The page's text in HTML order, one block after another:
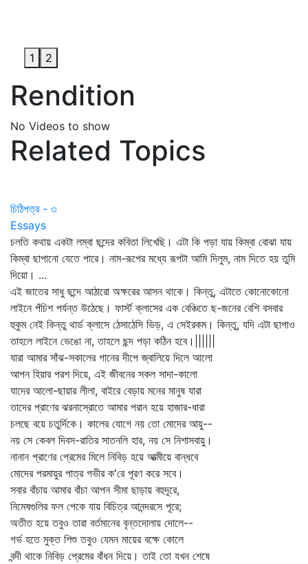
1 2
Rendition
No Videos to show
Related Topics
চিঠিপত্র - ৩
Essays
চলতি কথায় একটা লম্বা ছন্দের কবিতা লিখেছি। এটা কি পড়া যায় কিম্বা বোঝা যায়
কিম্বা ছাপানো যেতে পারে। নাম-রূপের মধ্যে রূপটা আমি দিলুম, নাম দিতে হয় তুমি
দিয়ো। ...
এই জাতের সাধু ছন্দে আঠারো অক্ষরের আসন থাকে। কিন্তু, এটাতে কোনোকোনো
লাইনে পঁচিশ পর্যন্ত উঠেছে। ফার্স্ট ক্লাসের এক বেঞ্চিতে ছ-জনের বেশি বসবার
হুকুম নেই কিন্তু থার্ড ক্লাসে ঠেসাঠেসি ভিড়, এ সেইরকম। কিন্তু, যদি এটা ছাপাও
তাহলে লাইনে ভেঙো না, তাহলে ছন্দ পড়া কঠিন হবে।||||||
যারা আমার সাঁঝ-সকালের গানের দীপে জ্বালিয়ে দিলে আলো
আপন হিয়ার পরশ দিয়ে, এই জীবনের সকল সাদা-কালো
যাদের আলো-ছায়ার লীলা, বাইরে বেড়ায় মনের মানুষ যারা
তাদের প্রাণের ঝরনাস্রোতে আমার পরান হয়ে হাজার-ধারা
চলছে বয়ে চতুর্দিকে। কালের যোগে নয় তো মোদের আয়ু--
নয় সে কেবল দিবস-রাতির সাতনলি হার, নয় সে নিশাসবায়ু।
নানান প্রাণের প্রেমের মিলে নিবিড় হয়ে আত্মীয়ে বান্ধবে
মোদের পরমায়ুর পাত্র গভীর ক'রে পূরণ করে সবে।
সবার বাঁচায় আমার বাঁচা আপন সীমা ছাড়ায় বহুদূরে,
নিমেষগুলির ফল পেকে যায় বিচিত্র আনন্দরসে পূরে;
অতীত হয়ে তবুও তারা বর্তমানের বৃন্তদোলায় দোলে--
গর্ভ হতে মুক্ত শিশু তবুও যেমন মায়ের বক্ষে কোলে
বন্দী থাকে নিবিড় প্রেমের বাঁধন দিয়ে। তাই তো যখন শেষে